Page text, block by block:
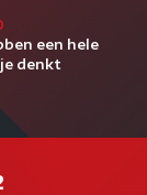
een hele
denkt